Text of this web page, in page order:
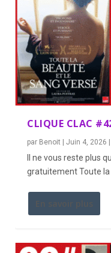
CLIQUE CLAC
par Benoit |Juin 4, 2026
Il ne vous reste plus
gratuitement Toute la
En savoir plus